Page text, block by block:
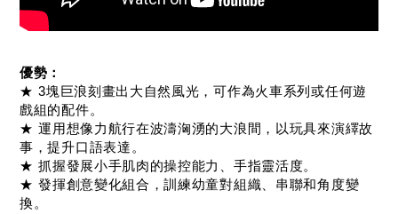
優勢：
★ 3塊巨浪刻畫出大自然風光，可作為火車系列或任何遊
戲組的配件。
★ 運用想像力航行在波濤洶湧的大浪間，以玩具來演繹故
事，提升口語表達。
★ 抓握發展小手肌肉的操控能力、手指靈活度。
★ 發揮創意變化組合，訓練幼童對組織、串聯和角度變
換。